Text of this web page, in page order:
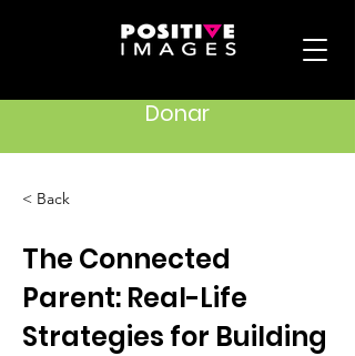
Donar
< Back
The Connected
Parent: Real-Life
Strategies for Building